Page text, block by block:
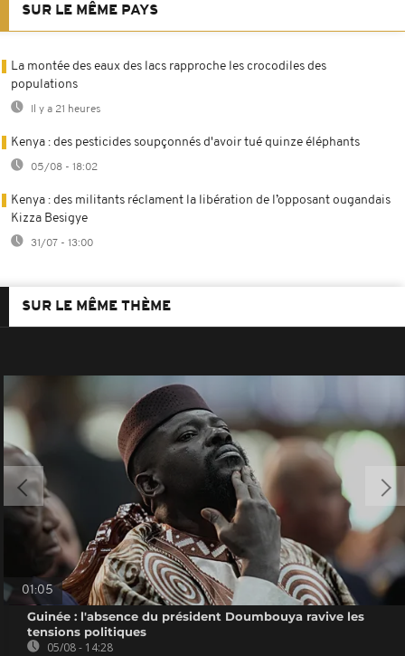
SUR LE MÊME PAYS
La montée des eaux des lacs rapproche les crocodiles des
populations
Il y a 21 heures
Kenya : des pesticides soupçonnés d'avoir tué quinze éléphants
05/08 - 18:02
Kenya : des militants réclament la libération de l’opposant ougandais
Kizza Besigye
31/07 - 13:00
SUR LE MÊME THÈME
01:05
Guinée : l'absence du président Doumbouya ravive les
tensions politiques
05/08 - 14:28